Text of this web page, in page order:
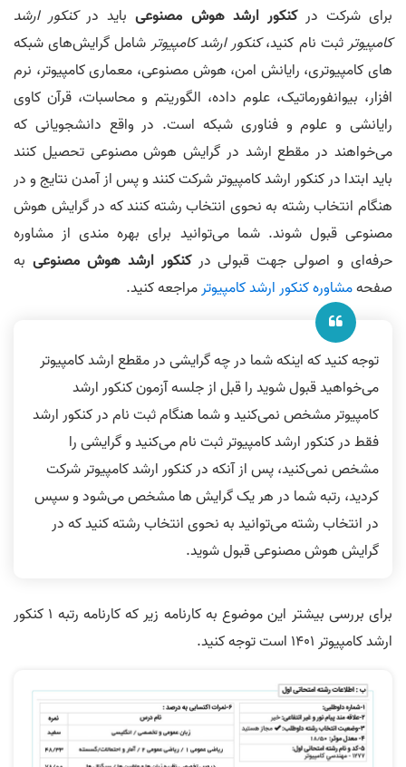
برای شرکت درکنکور ارشد هوش مصنوعیباید درکنکور ارشد
کامپیوترثبت نام کنید،کنکور ارشد کامپیوتر شامل گرایش‌های شبکه
های کامپیوتری، رایانش امن،‌ هوش مصنوعی، معماری کامپیوتر، نرم
افزار، بیوانفورماتیک، علوم داده، الگوریتم و محاسبات، قرآن کاوی
رایانشی و علوم و فناوری شبکه است. در واقع دانشجویانی که
می‌خواهند در مقطع ارشد در گرایش هوش مصنوعی تحصیل کنند
باید ابتدا در کنکور ارشد کامپیوتر شرکت کنند و پس از آمدن نتایج و در
هنگام انتخاب رشته به نحوی انتخاب رشته کنند که در گرایش هوش
مصنوعی قبول شوند. شما می‌توانید برای بهره مندی از مشاوره
حرفه‌ای و اصولی جهت قبولی در کنکور ارشد هوش مصنوعی به
صفحهمشاوره کنکور ارشد کامپیوترمراجعه کنید.
توجه کنید که اینکه شما در چه گرایشی در مقطع ارشد کامپیوتر
می‌خواهید قبول شوید را قبل از جلسه آزمون کنکور ارشد
کامپیوتر مشخص نمی‌کنید و شما هنگام ثبت نام در کنکور ارشد
فقط در کنکور ارشد کامپیوتر ثبت نام می‌کنید و گرایشی را
مشخص نمی‌کنید، پس از آنکه در کنکور ارشد کامپیوتر شرکت
کردید، رتبه شما در هر یک گرایش ها مشخص می‌شود و سپس
در انتخاب رشته می‌توانید به نحوی انتخاب رشته کنید که در
گرایش هوش مصنوعی قبول شوید.
برای بررسی بیشتر این موضوع به کارنامه زیر که کارنامه رتبه 1 کنکور
ارشد کامپیوتر 1401 است توجه کنید.